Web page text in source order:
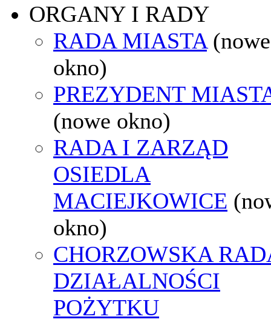
ORGANY I RADY
RADA MIASTA (nowe
okno)
PREZYDENT
(nowe okno)
RADA I ZARZĄD
OSIEDLA
MACIEJKOWICE
okno)
CHORZOWSKA
DZIAŁALNOŚCI
POŻYTKU